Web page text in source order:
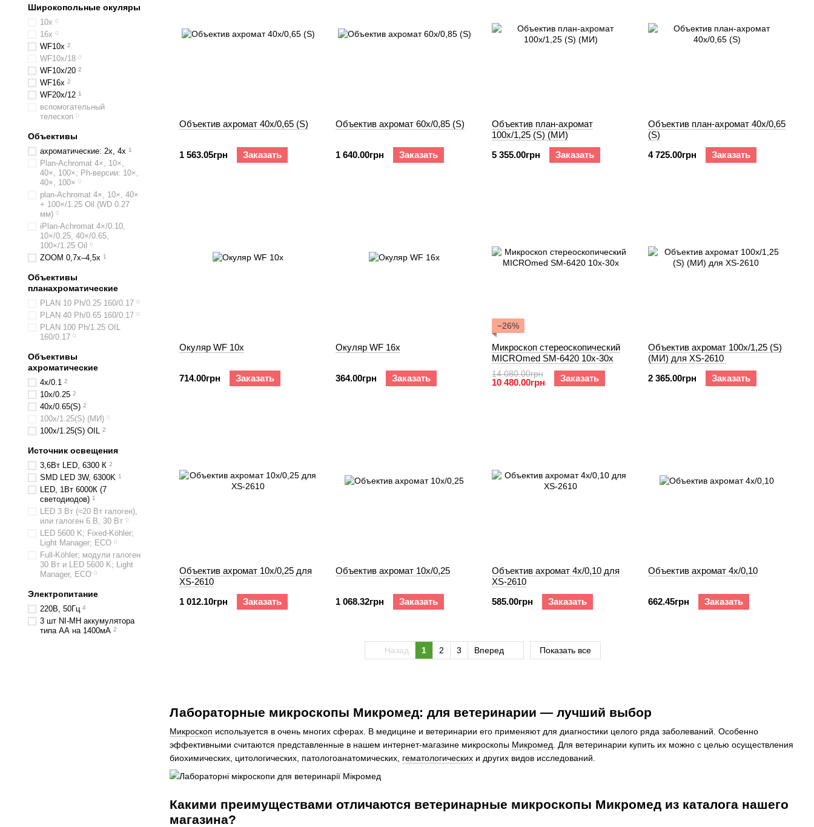
Лабораторные микроскопы Микромед: для ветеринарии — лучший выбор
Микроскоп используется в очень многих сферах. В медицине и ветеринарии его применяют для диагностики целого ряда заболеваний. Особенно
эффективными считаются представленные в нашем интернет-магазине микроскопы Микромед . Для ветеринарии купить их можно с целью осуществления
биохимических, цитологических, патологоанатомических, гематологических и других видов исследований.
Какими преимуществами отличаются ветеринарные микроскопы Микромед из каталога нашего
магазина?
Объектив ахромат 40х/0,65 (S)
1 563.05грн Заказать
Объектив ахромат 60х/0,85 (S)
1 640.00грн Заказать
Объектив план-ахромат
100х/1,25 (S) (МИ)
5 355.00грн
Заказать
Объектив план-ахромат 40х/0,65
(S)
4 725.00грн
Заказать
Окуляр WF 10х
714.00грн Заказать
Окуляр WF 16х
364.00грн Заказать
−26%
Микроскоп стереоскопический
MICROmed SM-6420 10x-30x
14 080.00грн
10 480.00грн Заказать
Объектив ахромат 100х/1,25 (S)
(МИ) для XS-2610
2 365.00грн
Заказать
Объектив ахромат 10х/0,25 для
XS-2610
1 012.10грн
Заказать
Объектив ахромат 10х/0,25
1 068.32грн Заказать
Объектив ахромат 4х/0,10 для
XS-2610
585.00грн
Заказать
Объектив ахромат 4х/0,10
662.45грн Заказать
Назад 1 2 3 Вперед Показать все
Широкопольные окуляры
10х 0
16х 0
WF10х 2
WF10х/18 0
WF10х/20 2
WF16х 2
WF20x/12 1
вспомогательный
телескоп 0
Объективы
ахроматические: 2х, 4х 1
Plan-Achromat 4×, 10×,
40×, 100×; Ph-версии: 10×,
40×, 100× 0
plan-Achromat 4×, 10×, 40×
+ 100×/1.25 Oil (WD 0.27
мм) 0
iPlan-Achromat 4×/0.10,
10×/0.25, 40×/0.65,
100×/1.25 Oil
0
ZOOM 0,7x–4,5x 1
Объективы
планахроматические
PLAN 10 Ph/0.25 160/0.17 0
PLAN 40 Ph/0.65 160/0.17 0
PLAN 100 Ph/1.25 OIL
160/0.17 0
Объективы
ахроматические
4х/0.1 2
10х/0.25 2
40х/0.65(S) 2
100х/1.25(S) (МИ) 0
100х/1.25(S) OIL 2
Источник освещения
3,6Вт LED, 6300 К 2
SMD LED 3W, 6300K 1
LED, 1Вт 6000К (7
светодиодов) 1
LED 3 Вт (≈20 Вт галоген),
или галоген 6 В, 30 Вт 0
LED 5600 K; Fixed-Köhler;
Light Manager; ECO 0
Full-Köhler; модули галоген
30 Вт и LED 5600 K; Light
Manager, ECO 0
Электропитание
220В, 50Гц 4
3 шт NI-MH аккумулятора
типа АА на 1400мА 2